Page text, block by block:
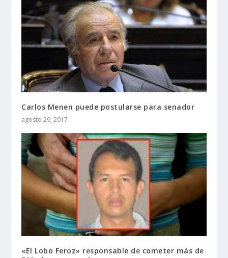
Carlos Menen puede postularse para senador
agosto 29, 2017
«El Lobo Feroz» responsable de cometer más de